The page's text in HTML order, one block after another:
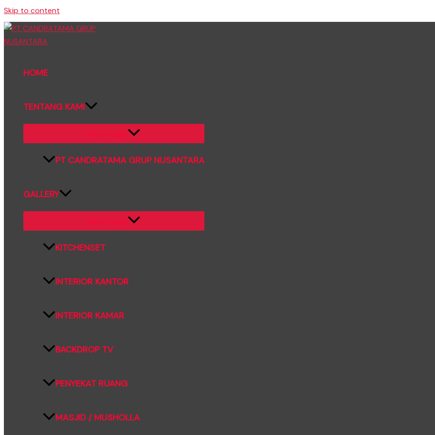
Skip to content
HOME
TENTANG KAMI
Menu Toggle
PT CANDRATAMA GRUP NUSANTARA
GALLERY
Menu Toggle
KITCHENSET
INTERIOR KANTOR
INTERIOR KAMAR
BACKDROP TV
PENYEKAT RUANG
MASJID / MUSHOLLA